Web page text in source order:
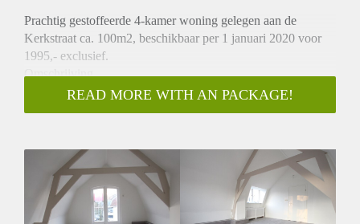
Prachtig gestoffeerde 4-kamer woning gelegen aan de
Kerkstraat ca. 100m2, beschikbaar per 1 januari 2020 voor
1995,- exclusief.
Omschrijving
Deze prachtig gerenoveerde woning is gelegen aan de
Kerkstraat in Utrecht. Op de begane grond heeft u een
ca. 20m². Ook heeft u vanuit de keuken toegang tot de
slaapkamer van ca. 11m². In de overloop bevindt zich de
eerste badkamer welke is v.v. douche en toilet.
De woning heeft boven een ruime slaapkamer van ca 25m²
READ MORE WITH AN PACKAGE!